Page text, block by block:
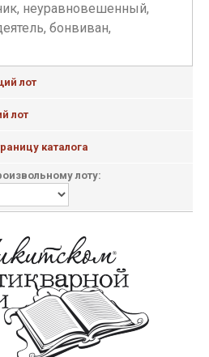
неуравновешенный,
бонвиван,
лот
лот
каталога
лоту: